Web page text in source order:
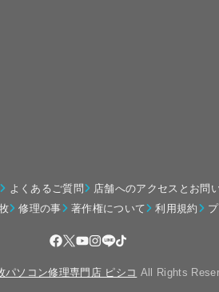
よくあるご質問 店舗へのアクセスとお問
修理の事 著作権について 利用規約
パソコン修理専門店 ピシコ All Rights